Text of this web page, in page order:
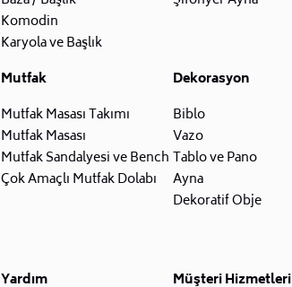
Komodin
Karyola ve Başlık
Mutfak
Mutfak Masası Takımı
Mutfak Masası
Mutfak Sandalyesi ve Bench
Çok Amaçlı Mutfak Dolabı
Dekorasyon
Biblo
Vazo
Tablo ve Pano
Ayna
Dekoratif Obje
Yardım
Müşteri Hizmetleri